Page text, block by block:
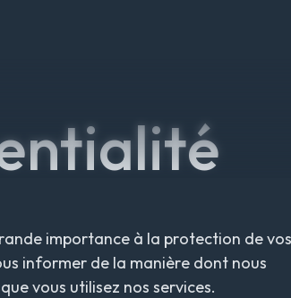
importance à la protection de vos
informer de la manière dont nous
vous utilisez nos services.